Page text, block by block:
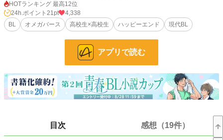
突然変異でバース性が変わったのだという。
アルファになった海星から「契約番にならないか」と話を持ちかけられ、叶翔
とこれからも友達として側にいられるようにと、伊央は海星と番になることを決
めた。
しかし避けられていると気付いた叶翔が伊央を図書室へ呼び出した。そこで伊
央はヒートを起こしてしまい叶翔に襲われる。
駆けつけた海星に助けられ、その場は収まったが、獣化した叶翔は後遺症と闘
う羽目になってしまった。
叶翔と会えない日々を過ごしているうちに、伊央に発情期が訪れる。約束通
り、海星と番になった伊央のオメガの香りは叶翔には届かなくなった……はずだ
ったのに……。
HOTランキング 最高12位
24h.ポイント 21pt
4,338
BL
オメガバース 高校生×高校生 ハッピーエンド 現代BL
アプリで読む
目次 感想（19件）